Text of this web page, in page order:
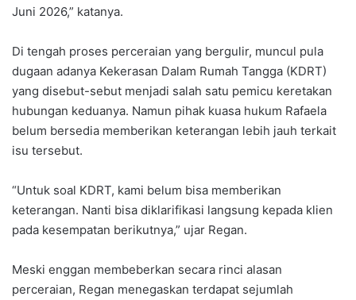
Juni 2026,” katanya.
Di tengah proses perceraian yang bergulir, muncul pula
dugaan adanya Kekerasan Dalam Rumah Tangga (KDRT)
yang disebut-sebut menjadi salah satu pemicu keretakan
hubungan keduanya. Namun pihak kuasa hukum Rafaela
belum bersedia memberikan keterangan lebih jauh terkait
isu tersebut.
“Untuk soal KDRT, kami belum bisa memberikan
keterangan. Nanti bisa diklarifikasi langsung kepada klien
pada kesempatan berikutnya,” ujar Regan.
Meski enggan membeberkan secara rinci alasan
perceraian, Regan menegaskan terdapat sejumlah